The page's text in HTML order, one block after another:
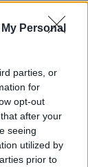
Personal
parties, or
for
opt-out
after your
seeing
utilized by
prior to
nova